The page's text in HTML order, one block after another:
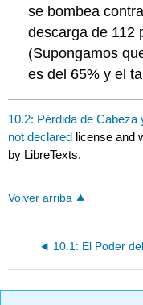
se bombea
descarga de 112
(Supongamos
es del 65% y el
10.2: Pérdida de
not declared license and
by LibreTexts.
Volver arriba
10.1: El Poder